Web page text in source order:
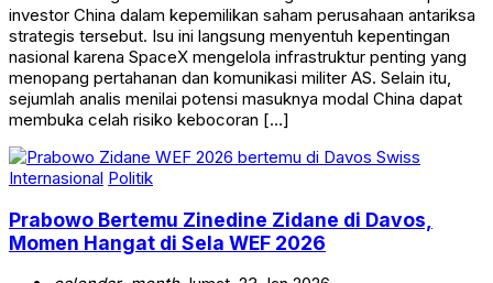
investor China dalam kepemilikan saham perusahaan antariksa
strategis tersebut. Isu ini langsung menyentuh kepentingan
nasional karena SpaceX mengelola infrastruktur penting yang
menopang pertahanan dan komunikasi militer AS. Selain itu,
sejumlah analis menilai potensi masuknya modal China dapat
membuka celah risiko kebocoran […]
Internasional Politik
Prabowo Bertemu Zinedine Zidane di Davos,
Momen Hangat di Sela WEF 2026